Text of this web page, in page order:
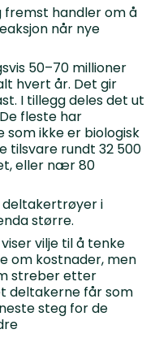
handler om å
når nye
50–70 millioner
hvert år. Det gir
I tillegg deles det ut
fleste har
ikke er biologisk
tilsvare rundt 32 500
eller nær 80
deltakertrøyer i
større.
vilje til å tenke
om kostnader, men
streber etter
deltakerne får som
steg for de